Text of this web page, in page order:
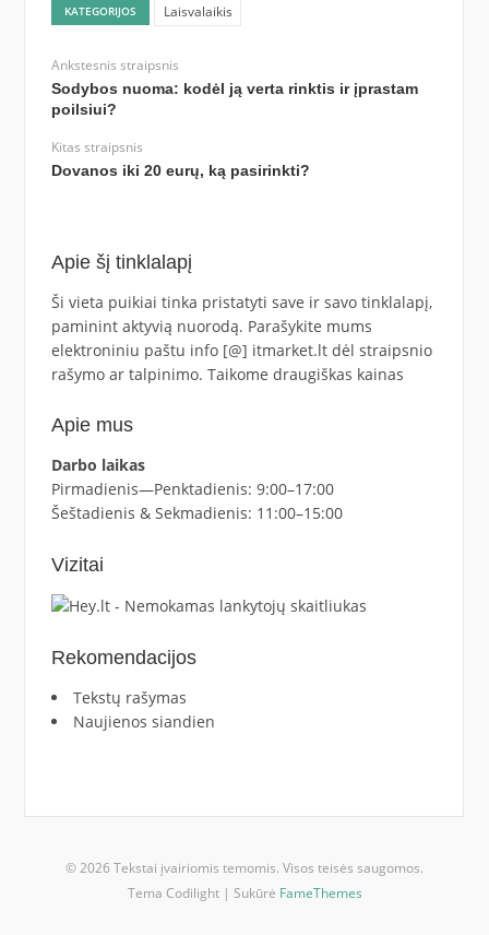
KATEGORIJOS Laisvalaikis
Ankstesnis straipsnis
Sodybos nuoma: kodėl ją verta rinktis ir įprastam
poilsiui?
Kitas straipsnis
Dovanos iki 20 eurų, ką pasirinkti?
Apie šį tinklalapį
Ši vieta puikiai tinka pristatyti save ir savo tinklalapį,
paminint aktyvią nuorodą. Parašykite mums
elektroniniu paštu info [@] itmarket.lt dėl straipsnio
rašymo ar talpinimo. Taikome draugiškas kainas
Apie mus
Darbo laikas
Pirmadienis—Penktadienis: 9:00–17:00
Šeštadienis & Sekmadienis: 11:00–15:00
Vizitai
Rekomendacijos
Tekstų rašymas
Naujienos siandien
© 2026 Tekstai įvairiomis temomis. Visos teisės saugomos.
Tema Codilight | Sukūrė FameThemes